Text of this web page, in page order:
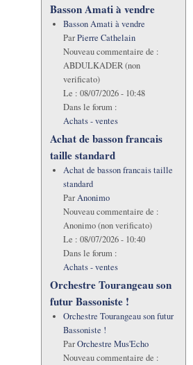
Basson Amati à vendre
Basson Amati à vendre
ParPierre Cathelain
Nouveau commentaire de :
ABDULKADER (non
verificato)
Le : 08/07/2026 - 10:48
Dans le forum :
Achats - ventes
Achat de basson francais
taille standard
Achat de basson francais taille
standard
ParAnonimo
Nouveau commentaire de :
Anonimo (non verificato)
Le : 08/07/2026 - 10:40
Dans le forum :
Achats - ventes
Orchestre Tourangeau son
futur Bassoniste !
Orchestre Tourangeau son futur
Bassoniste !
ParOrchestre Mus'Echo
Nouveau commentaire de :